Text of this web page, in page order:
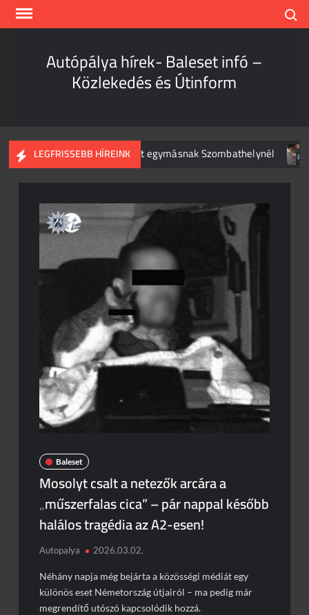
Skip
Autópálya hírek- Baleset infó –
Közlekedés és Útinform
LEGFRISSEBB HÍREINK
személyautó csapódott egymásnak Szombathelynél
Baleset
Mosolyt csalt a netezők arcára a
„műszerfalas cica” – pár nappal később
halálos tragédia az A2-esen!
Autopalya 2026.03.02.
Néhány napja még bejárta a közösségi médiát egy
különös eset Németország útjairól – ma pedig már
megrendítő utószó kapcsolódik hozzá.